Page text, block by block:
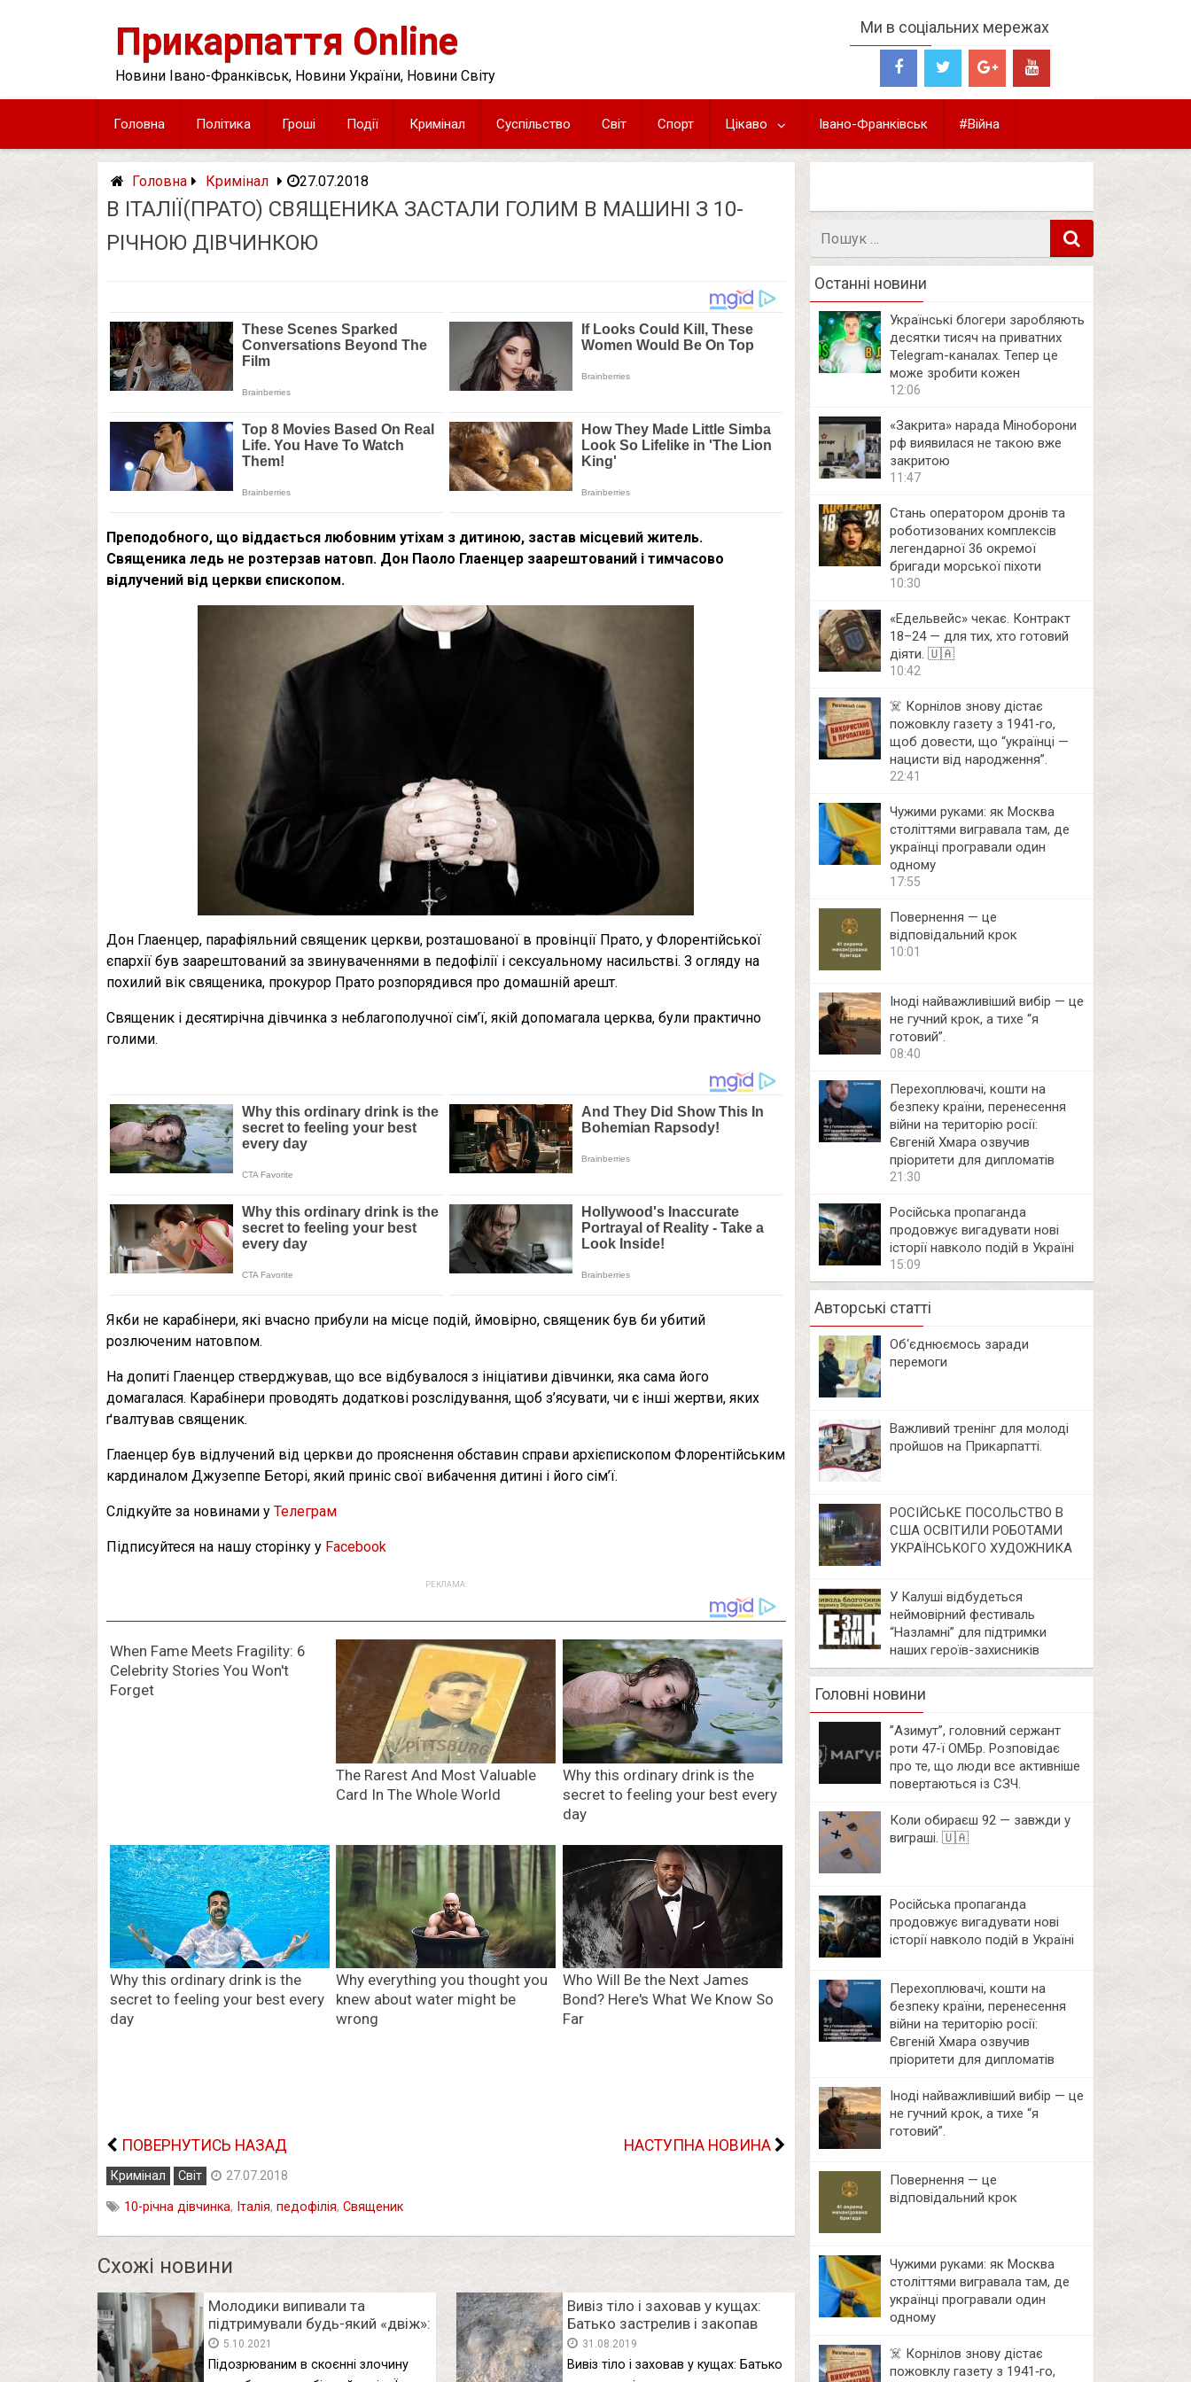
Прикарпаття Online
Новини Івано-Франківськ, Новини України, Новини Світу
Ми в соціальних мережах
Головна Політика Гроші Події Кримінал Суспільство Світ Спорт Цікаво Івано-Франківськ #Війна
Головна Кримінал 27.07.2018
В ІТАЛІЇ(ПРАТО) СВЯЩЕНИКА ЗАСТАЛИ ГОЛИМ В МАШИНІ З 10-
РІЧНОЮ ДІВЧИНКОЮ
Преподобного, що віддається любовним утіхам з дитиною, застав місцевий житель.
Священика ледь не розтерзав натовп. Дон Паоло Глаенцер заарештований і тимчасово
відлучений від церкви єпископом.
Дон Глаенцер, парафіяльний священик церкви, розташованої в провінції Прато, у Флорентійської
єпархії був заарештований за звинуваченнями в педофілії і сексуальному насильстві. З огляду на
похилий вік священика, прокурор Прато розпорядився про домашній арешт.
Священик і десятирічна дівчинка з неблагополучної сім’ї, якій допомагала церква, були практично
голими.
Якби не карабінери, які вчасно прибули на місце подій, ймовірно, священик був би убитий
розлюченим натовпом.
На допиті Глаенцер стверджував, що все відбувалося з ініціативи дівчинки, яка сама його
домагалася. Карабінери проводять додаткові розслідування, щоб з’ясувати, чи є інші жертви, яких
ґвалтував священик.
Глаенцер був відлучений від церкви до прояснення обставин справи архієпископом Флорентійським
кардиналом Джузеппе Беторі, який приніс свої вибачення дитині і його сім’ї.
Слідкуйте за новинами у Телеграм
Підписуйтеся на нашу сторінку у Facebook
РЕКЛАМА:
ПОВЕРНУТИСЬ НАЗАД НАСТУПНА НОВИНА
Кримінал Світ 27.07.2018
10-річна дівчинка, Італія, педофілія, Священик
Схожі новини
Молодики випивали та
підтримували будь-який «двіж»:
все, що відомо про жорстоке
вб*вство поліцейського
5.10.2021
Підозрюваним в скоєнні злочину
Вивіз тіло і заховав у кущах:
Батько застрелив і закопав
сина, а потім заявив про його
зникнення
31.08.2019
Вивіз тіло і заховав у кущах: Батько
Останні новини
Українські блогери заробляють
десятки тисяч на приватних
Telegram-каналах. Тепер це
може зробити кожен
12:06
«Закрита» нарада Міноборони
рф виявилася не такою вже
закритою
11:47
Стань оператором дронів та
роботизованих комплексів
легендарної 36 окремої
бригади морської піхоти
10:30
«Едельвейс» чекає. Контракт
18–24 — для тих, хто готовий
діяти. 🇺🇦
10:42
☠️ Корнілов знову дістає
пожовклу газету з 1941‑го,
щоб довести, що “українці —
нацисти від народження”.
22:41
Чужими руками: як Москва
століттями вигравала там, де
українці програвали один
одному
17:55
Повернення — це
відповідальний крок
10:01
Іноді найважливіший вибір — це
не гучний крок, а тихе “я
готовий”.
08:40
Перехоплювачі, кошти на
безпеку країни, перенесення
війни на територію росії:
Євгеній Хмара озвучив
пріоритети для дипломатів
21:30
Російська пропаганда
продовжує вигадувати нові
історії навколо подій в Україні
15:09
Авторські статті
Об‘єднюємось заради
перемоги
Важливий тренінг для молоді
пройшов на Прикарпатті.
РОСІЙСЬКЕ ПОСОЛЬСТВО В
США ОСВІТИЛИ РОБОТАМИ
УКРАЇНСЬКОГО ХУДОЖНИКА
У Калуші відбудеться
неймовірний фестиваль
“Назламні” для підтримки
наших героїв-захисників
Головні новини
⁨”Азимут”, головний сержант
роти 47-ї ОМБр. Розповідає
про те, що люди все активніше
повертаються із СЗЧ.
Коли обираєш 92 — завжди у
виграші. 🇺🇦
Російська пропаганда
продовжує вигадувати нові
історії навколо подій в Україні
Перехоплювачі, кошти на
безпеку країни, перенесення
війни на територію росії:
Євгеній Хмара озвучив
пріоритети для дипломатів
Іноді найважливіший вибір — це
не гучний крок, а тихе “я
готовий”.
Повернення — це
відповідальний крок
Чужими руками: як Москва
століттями вигравала там, де
українці програвали один
одному
☠️ Корнілов знову дістає
пожовклу газету з 1941‑го,